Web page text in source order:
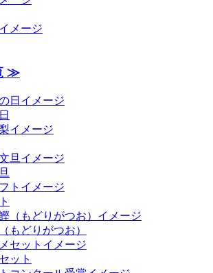
≫
もどりがつお）
ット